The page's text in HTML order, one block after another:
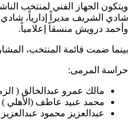
ويتكون الجهاز الفني لمنتخب
شادي الشريف مديراً إدارياً،
وأحمد درويش منسقاً إعلامياً.
بينما ضمت قائمة المنتخب،
حراسة المرمى:
مالك عمرو عبدالخالق (
محمد عبيد عاطف (الأهلي )
عبدالعزيز محمود